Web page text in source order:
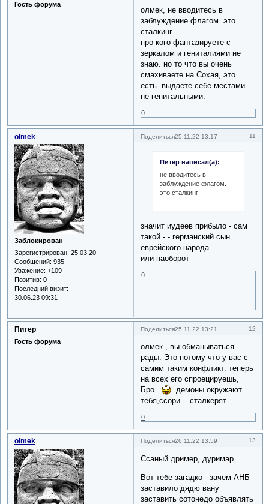
Гость форума
олмек, не вводитесь в
заблуждение флагом. это
сталкинг
про кого фантазируете с
зеркалом и гениталиями не
знаю. но то что вы очень
смахиваете на Сохая, это
есть. выдаете себе местами
не генитальными.
0
Поделиться 11
25.11.22 13:17
olmek
Заблокирован
Зарегистрирован: 25.03.20
Сообщений: 935
Уважение: +109
Позитив: 0
Последний визит:
30.06.23 09:31
Питер написал(а):
не вводитесь в
заблуждение флагом.
это сталкинг
значит иудеев прибыло - сам
такой - - германский сын
еврейского народа
или наоборот
0
Поделиться 12
25.11.22 13:21
Питер
Гость форума
олмек , вы обманываться
рады. Это потому что у вас с
самим таким конфликт. теперь
на всех его спроецируешь,
Бро.
демоны окружают
тебя,ссори - сталкерят
0
Поделиться 13
26.11.22 13:59
olmek
Ссаный дример, дуримар
Вот тебе загадко - зачем АНБ
заставило дядю вану
заставить сотонедо объявлять